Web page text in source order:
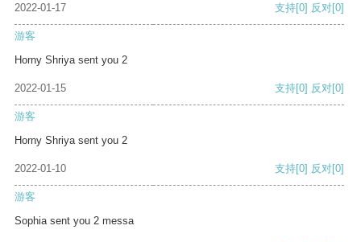
2022-01-17 支持[0] 反对[0]
游客
Horny Shriya sent you 2
2022-01-15 支持[0] 反对[0]
游客
Horny Shriya sent you 2
2022-01-10 支持[0] 反对[0]
游客
Sophia sent you 2 messa